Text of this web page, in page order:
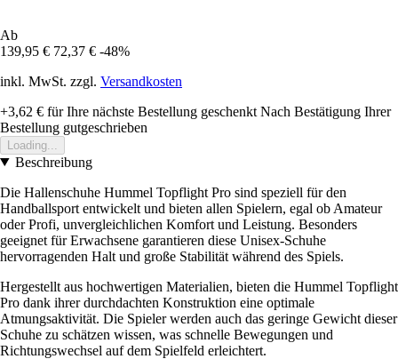
Ab
139,95 € 72,37 € -48%
inkl. MwSt. zzgl. Versandkosten
+3,62 € für Ihre nächste Bestellung geschenkt Nach Bestätigung Ihrer
Bestellung gutgeschrieben
Loading...
Beschreibung
Die Hallenschuhe Hummel Topflight Pro sind speziell für den
Handballsport entwickelt und bieten allen Spielern, egal ob Amateur
oder Profi, unvergleichlichen Komfort und Leistung. Besonders
geeignet für Erwachsene garantieren diese Unisex-Schuhe
hervorragenden Halt und große Stabilität während des Spiels.
Hergestellt aus hochwertigen Materialien, bieten die Hummel Topflight
Pro dank ihrer durchdachten Konstruktion eine optimale
Atmungsaktivität. Die Spieler werden auch das geringe Gewicht dieser
Schuhe zu schätzen wissen, was schnelle Bewegungen und
Richtungswechsel auf dem Spielfeld erleichtert.